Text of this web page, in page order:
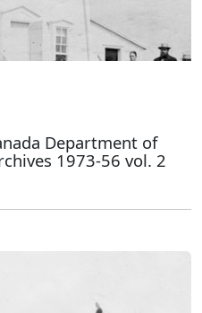
Department of
1973-56 vol. 2